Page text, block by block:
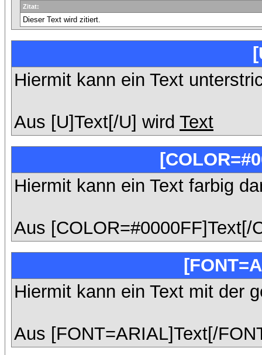
Zitat:
Dieser Text wird zitiert.
Hiermit kann ein Text
Aus [U]Text[/U] wird Text
Hiermit kann ein Text farbig
Aus [COLOR=#0000FF]Text[/
Hiermit kann ein Text mit der
Aus [FONT=ARIAL]Text[/